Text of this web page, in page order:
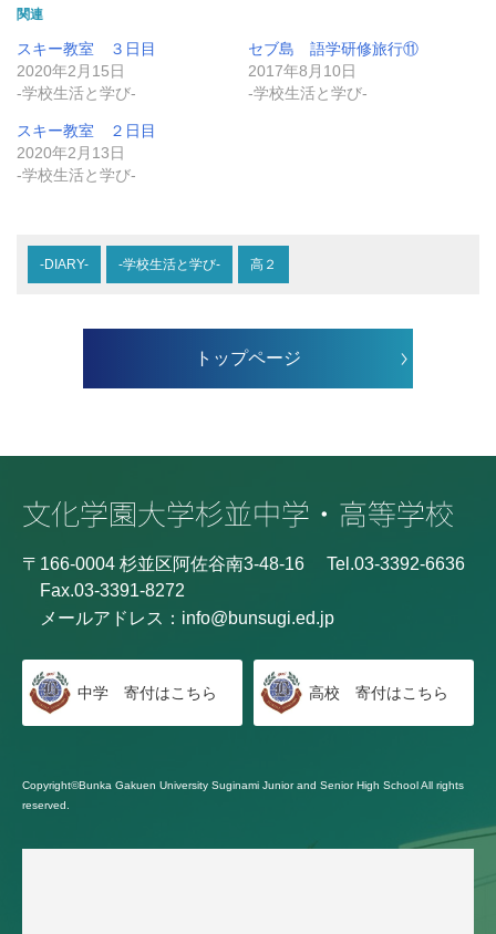
関連
スキー教室 ３日目
2020年2月15日
-学校生活と学び-
セブ島 語学研修旅行⑪
2017年8月10日
-学校生活と学び-
スキー教室 ２日目
2020年2月13日
-学校生活と学び-
-DIARY- -学校生活と学び- 高２
トップページ
〒166-0004 杉並区阿佐谷南3-48-16
Tel.03-3392-6636
Fax.03-3391-8272
メールアドレス： info@bunsugi.ed.jp
中学 寄付はこちら 高校 寄付はこちら
Copyright©Bunka Gakuen University Suginami Junior and Senior High School All rights
reserved.